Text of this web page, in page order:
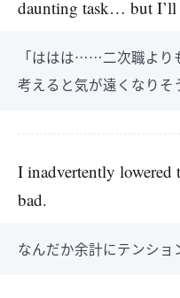
daunting task… but I’ll
「ははは……二次職より
考えると気が遠くなり
I inadvertently lowered
bad.
なんだか余計にテンショ